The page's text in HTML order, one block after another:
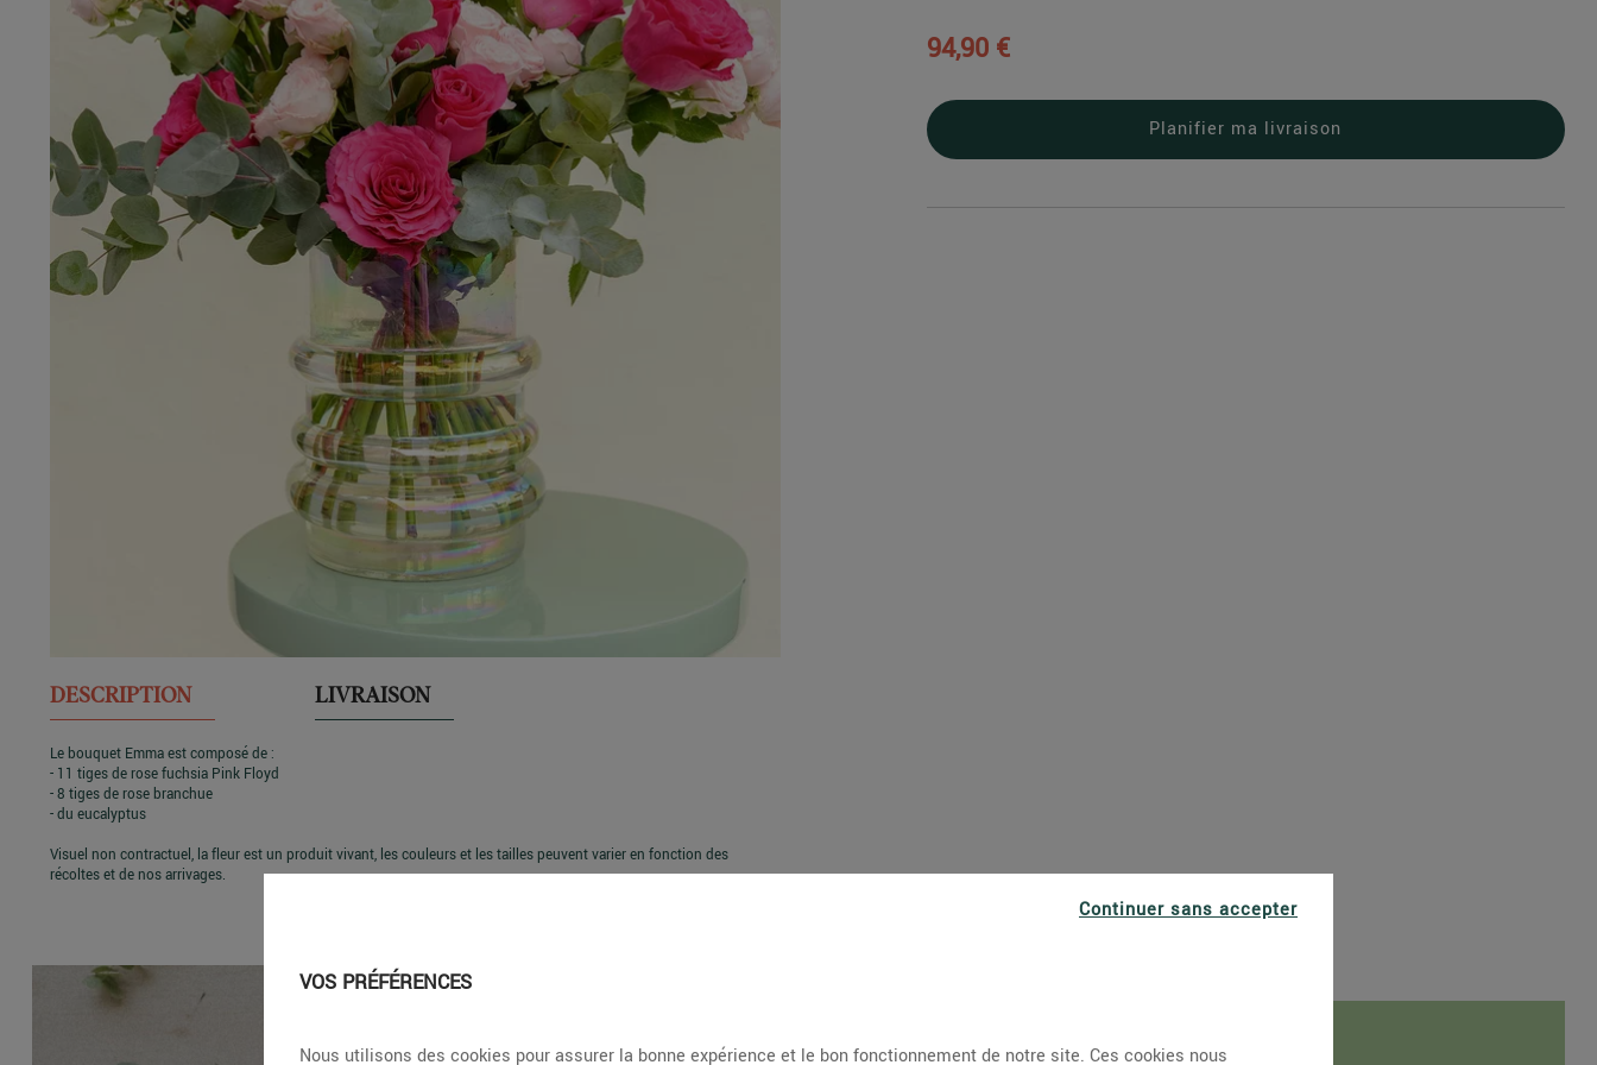
94,90 €
Planifier ma livraison
DESCRIPTION LIVRAISON
Le bouquet Emma est composé de :
- 11 tiges de rose fuchsia Pink Floyd
- 8 tiges de rose branchue
- du eucalyptus
Visuel non contractuel, la fleur est un produit vivant, les couleurs et les tailles peuvent varier en fonction des
récoltes et de nos arrivages.
Continuer sans accepter
VOS PRÉFÉRENCES
Nous utilisons des cookies pour assurer la bonne expérience et le bon fonctionnement de notre site. Ces cookies nous